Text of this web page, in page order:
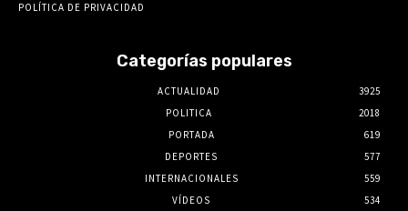
POLÍTICA DE PRIVACIDAD
Categorías populares
ACTUALIDAD
3925
POLITICA
2018
PORTADA
619
DEPORTES
577
INTERNACIONALES
559
VÍDEOS
534